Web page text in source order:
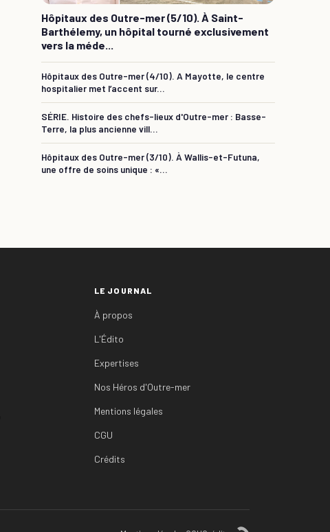
Hôpitaux des Outre-mer (5/10). À Saint-
Barthélemy, un hôpital tourné exclusivement
vers la méde...
Hôpitaux des Outre-mer (4/10). A Mayotte, le centre
hospitalier met l’accent sur...
SÉRIE. Histoire des chefs-lieux d'Outre-mer : Basse-
Terre, la plus ancienne vill...
Hôpitaux des Outre-mer (3/10). À Wallis-et-Futuna,
une offre de soins unique : «...
LE JOURNAL
À propos
L'Édito
Expertises
Nos Héros d'Outre-mer
Mentions légales
CGU
Crédits